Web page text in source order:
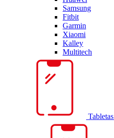
Samsung
Fitbit
Garmin
Xiaomi
Kalley
Multitech
Tabletas